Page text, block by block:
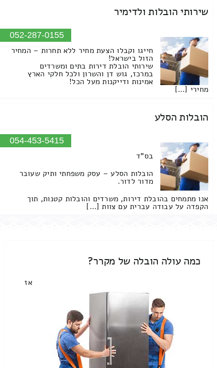
שירותי הובלות ולדימיר
052-287-0155
חייגו וקבלו הצעת מחיר ללא תחרות – המחיר
הזול בישראל!
שירותי הובלת דירות בתים ומשרדים
במרכז, גוש דן והשרון ולכל חלקי הארץ
אמינות ודייקנות מעל הכל!
מחירי […]
הובלות הסלע
054-453-5415
בס"ד
הובלות הסלע – עסק משפחתי ותיק שעובר
מדור לדור.
אנו מתמחים בהובלת דירות, משרדים והובלות קטנות, תוך
הקפדה על עבודה עברית עם צוות […]
כמה עולה הובלה של מקרר?
אז